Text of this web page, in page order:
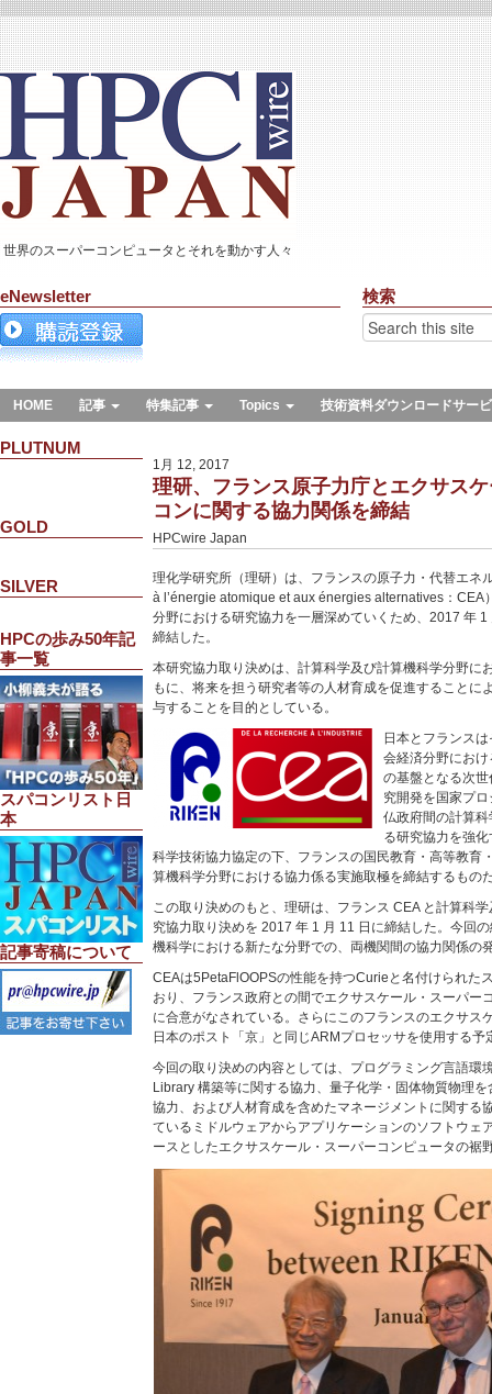
世界のスーパーコンピュータとそれを動かす人々
eNewsletter 検索
HOME 記事 特集記事 Topics 技術資料ダウンロードサー
PLUTNUM
GOLD
SILVER
HPCの歩み50年記
事一覧
スパコンリスト日
本
記事寄稿について
1月 12, 2017
理研、フランス原子力庁とエクサス
コンに関する協力関係を締結
HPCwire Japan
理化学研究所（理研）は、フランスの原子力・代替エネ
à l’énergie atomique et aux énergies alternatives：CEA
分野における研究協力を一層深めていくため、2017 年
締結した。
本研究協力取り決めは、計算科学及び計算機科学分野に
もに、将来を担う研究者等の人材育成を促進することに
与することを目的としている。
日本とフランス
会経済分野にお
の基盤となる次
究開発を国家プ
仏政府間の計算
る研究協力を強
科学技術協力協定の下、フランスの国民教育・高等教育
算機科学分野における協力係る実施取極を締結するもの
この取り決めのもと、理研は、フランス CEA と計算科
究協力取り決めを 2017 年 1 月 11 日に締結した。今回
機科学における新たな分野での、両機関間の協力関係の
CEAは5PetaFlOOPSの性能を持つCurieと名付けられた
おり、フランス政府との間でエクサスケール・スーパー
に合意がなされている。さらにこのフランスのエクサス
日本のポスト「京」と同じARMプロセッサを使用する予
今回の取り決めの内容としては、プログラミング言語環
Library 構築等に関する協力、量子化学・固体物質物理
協力、および人材育成を含めたマネージメントに関する
ているミドルウェアからアプリケーションのソフトウェ
ースとしたエクサスケール・スーパーコンピュータの裾